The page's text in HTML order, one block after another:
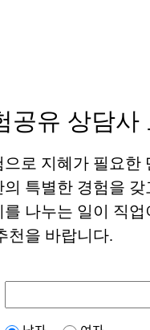
공유 상담사
로 지혜가 필요
특별한 경험을
나누는 일이 직
천을 바랍니다.